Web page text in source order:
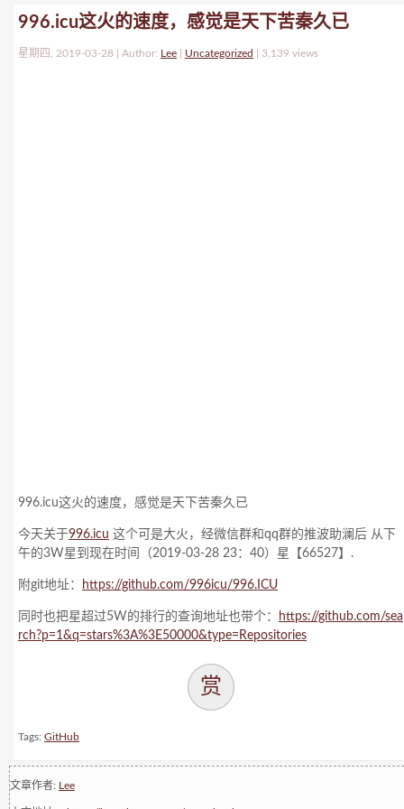
996.icu这火的速度，感觉是天下苦秦久已
星期四, 2019-03-28 | Author: Lee Uncategorized 3,139 views
996.icu这火的速度，感觉是天下苦秦久已
今天关于996.icu 这个可是大火，经微信群和qq群的推波助澜后 从下
午的3W星到现在时间（2019-03-28 23：40）星【66527】.
附git地址： https://github.com/996icu/996.ICU
同时也把星超过5W的排行的查询地址也带个：
https://github.com/sea
rch?p=1&q=stars%3A%3E50000&type=Repositories
赏
Tags: GitHub
文章作者: Lee